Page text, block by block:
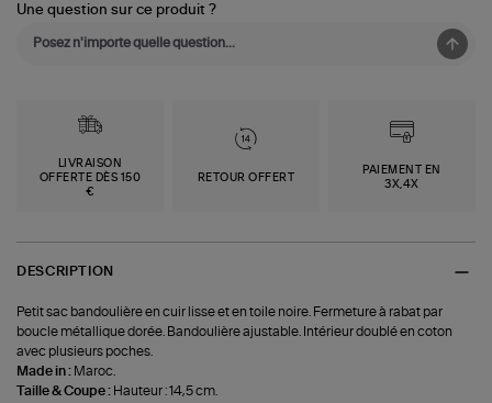
Une question sur ce produit ?
LIVRAISON
OFFERTE DÈS 150
€
RETOUR OFFERT
PAIEMENT EN
3X,4X
DESCRIPTION
Petit sac bandoulière en cuir lisse et en toile noire. Fermeture à rabat par
boucle métallique dorée. Bandoulière ajustable. Intérieur doublé en coton
avec plusieurs poches.
Made in : Maroc.
Taille & Coupe : Hauteur : 14,5 cm.